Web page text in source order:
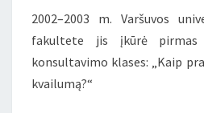
2002–2003 m. Varšuvos
fakultete jis įkūrė pirmas
konsultavimo klases: „Kaip
kvailumą?“